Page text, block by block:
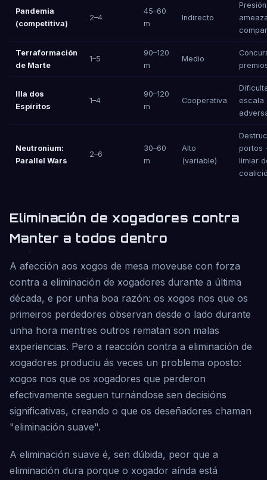
Pandemia
(competitiva)
2–4
45–60
m
Indirecto
Terraformación
de Marte
1–5
90–120
m
Medio
Illa dos
Espíritos
1–4
90–120
m
Cooperativa
escala
Neutronium:
Parallel Wars
2–6
30–60
m
Alto
(variable)
portos
limiar
Eliminación de xogadores contra
Manter a todos dentro
A afección aos xogos de mesa moveuse con forza
contra a eliminación de xogadores durante a última
década, e por unha boa razón: os xogos nos que os
primeiros perdedores observan desde o lado durante
unha hora mentres outros rematan son malas
experiencias. Pero a reacción contra a eliminación de
xogadores produciu ás veces un problema oposto:
xogos nos que os xogadores que perderon
efectivamente seguen turnándose sen decisións
significativas, creando o que os deseñadores chaman
"eliminación suave".
A eliminación suave é, sen dúbida, peor que a
eliminación dura porque o xogador aínda está